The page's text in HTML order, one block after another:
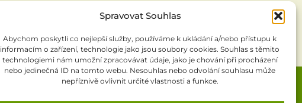
Spravovat Souhlas
Abychom poskytli co nejlepší služby, používáme k ukládání a/nebo přístupu k
informacím o zařízení, technologie jako jsou soubory cookies. Souhlas s těmito
technologiemi nám umožní zpracovávat údaje, jako je chování při procházení
nebo jedinečná ID na tomto webu. Nesouhlas nebo odvolání souhlasu může
nepříznivě ovlivnit určité vlastnosti a funkce.